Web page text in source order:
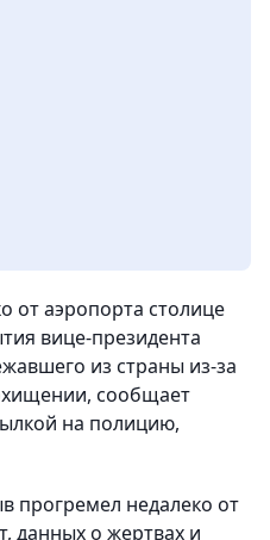
от аэропорта столице
вице-президента
из страны из-за
сообщает
на полицию,
прогремел недалеко от
данных о жертвах и